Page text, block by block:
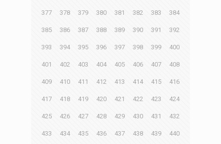
377 378 379 380 381 382 383 384
385 386 387 388 389 390 391 392
393 394 395 396 397 398 399 400
401 402 403 404 405 406 407 408
409 410 411 412 413 414 415 416
417 418 419 420 421 422 423 424
425 426 427 428 429 430 431 432
433 434 435 436 437 438 439 440